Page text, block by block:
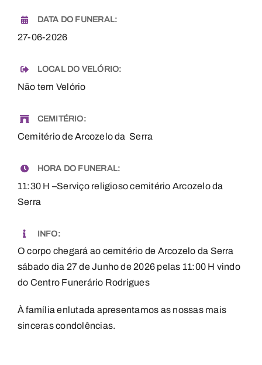
DATA DO FUNERAL:
27-06-2026
LOCAL DO VELÓRIO:
Não tem Velório
CEMITÉRIO:
Cemitério de Arcozelo da Serra
HORA DO FUNERAL:
11:30 H –Serviço religioso cemitério Arcozelo da
Serra
INFO:
O corpo chegará ao cemitério de Arcozelo da Serra
sábado dia 27 de Junho de 2026 pelas 11:00 H vindo
do Centro Funerário Rodrigues
À família enlutada apresentamos as nossas mais
sinceras condolências.